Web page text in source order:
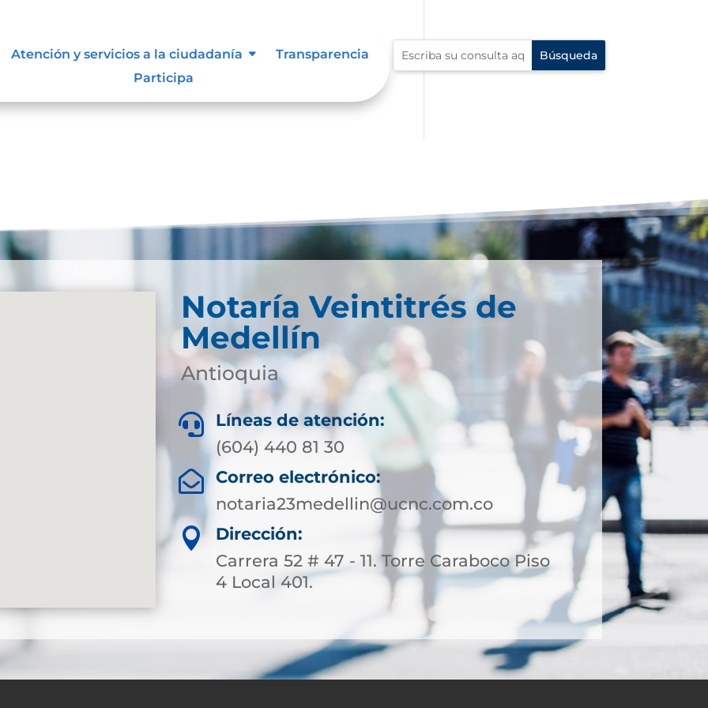
Atención y servicios a la ciudadanía
Transparencia
Participa
Notaría Veintitrés de
Medellín
Antioquia

Líneas de atención:
(604) 440 81 30

Correo electrónico:
notaria23medellin@ucnc.com.co

Dirección:
Carrera 52 # 47 - 11. Torre Caraboco Piso
4 Local 401.